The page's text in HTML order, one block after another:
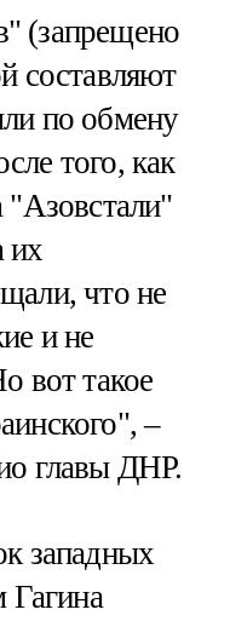
(запрещено
составляют
по обмену
того, как
"Азовстали"
их
что не
и не
вот такое
–
главы ДНР.
западных
Гагина